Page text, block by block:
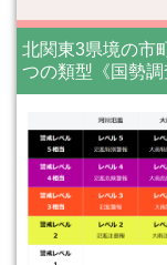
北関東3県境の市
つの類型《国勢